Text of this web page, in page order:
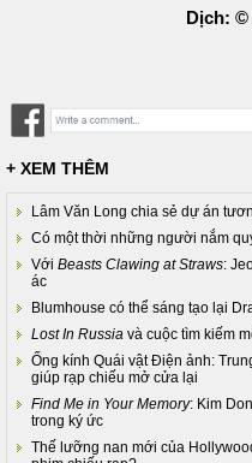
Dịch: ©
+ XEM THÊM
Lâm Văn Long chia sẻ dự án
Có một thời những người nắm
Với Beasts Clawing at Straws:
ác
Blumhouse có thể sáng tạo lại
Lost In Russia và cuộc tìm kiếm
Ống kính Quái vật Điện ảnh:
giúp rạp chiếu mở cửa lại
Find Me in Your Memory: Kim
trong ký ức
Thế lưỡng nan mới của